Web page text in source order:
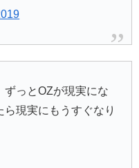
ずっとOZが現実にな
現実にもうすぐなり